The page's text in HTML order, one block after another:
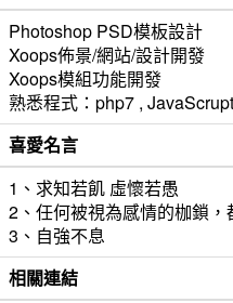
Photoshop PSD模板設計
Xoops佈景/網站/設計開發
Xoops模組功能開發
熟悉程式：php7 ,
喜愛名言
1、求知若飢 虛懷若愚
2、任何被視為感情的枷鎖
3、自強不息
相關連結